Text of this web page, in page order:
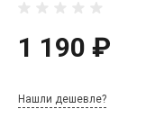
1 190 ₽
Нашли дешевле?